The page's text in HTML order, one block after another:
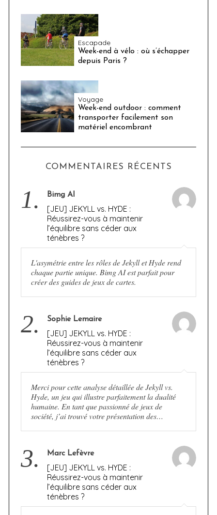
Escapade
Week-end à vélo : où s’échapper
depuis Paris ?
Voyage
Week-end outdoor : comment
transporter facilement son
matériel encombrant
COMMENTAIRES RÉCENTS
1. Bimg AI
[JEU] JEKYLL vs. HYDE :
Réussirez-vous à maintenir
l’équilibre sans céder aux
ténèbres ?
L'asymétrie entre les rôles de Jekyll et Hyde rend
chaque partie unique. Bimg AI est parfait pour
créer des guides de jeux de cartes.
2. Sophie Lemaire
[JEU] JEKYLL vs. HYDE :
Réussirez-vous à maintenir
l’équilibre sans céder aux
ténèbres ?
Merci pour cette analyse détaillée de Jekyll vs.
Hyde, un jeu qui illustre parfaitement la dualité
humaine. En tant que passionné de jeux de
société, j’ai trouvé votre présentation des…
3. Marc Lefèvre
[JEU] JEKYLL vs. HYDE :
Réussirez-vous à maintenir
l’équilibre sans céder aux
ténèbres ?